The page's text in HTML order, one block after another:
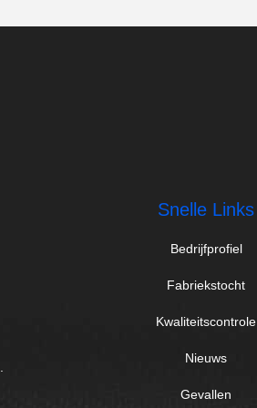
Snelle Links
Bedrijfprofiel
Fabriekstocht
Kwaliteitscontrole
Nieuws
Gevallen